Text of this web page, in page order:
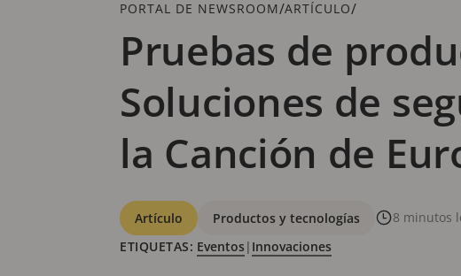
Breadcrumb
PORTAL DE NEWSROOM/ARTÍCULO/
Pruebas de
Soluciones de
la Canción de
Categorías
Artículo Productos y tecnologías
8 minutos
ETIQUETAS: Eventos| Innovaciones